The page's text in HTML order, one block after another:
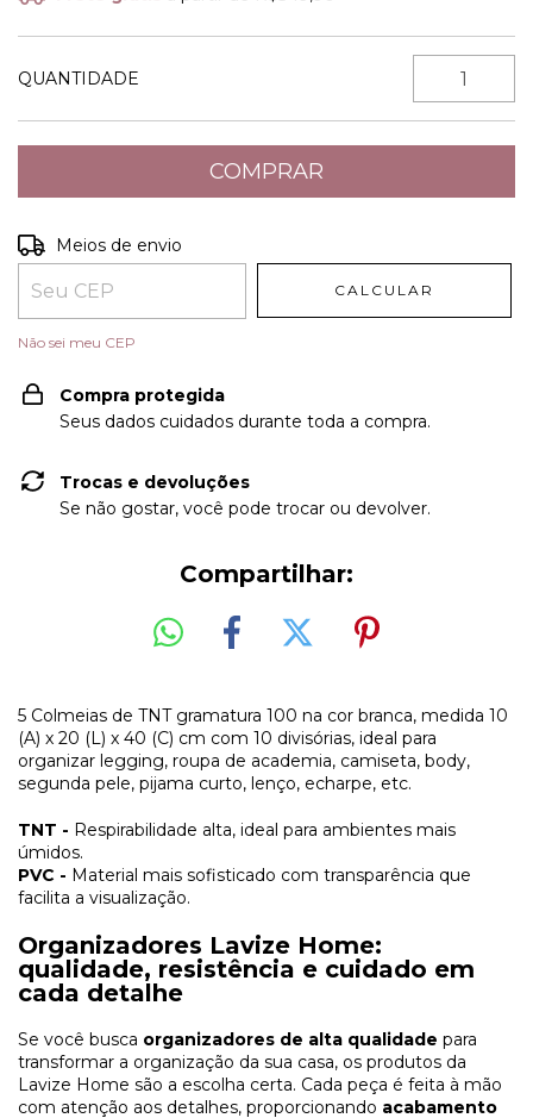
QUANTIDADE
Entregas para o CEP:
Meios de envio
CALCULAR
Não sei meu CEP
Compra protegida
Seus dados cuidados durante toda a compra.
Trocas e devoluções
Se não gostar, você pode trocar ou devolver.
Compartilhar:
5 Colmeias de TNT gramatura 100 na cor branca, medida 10
(A) x 20 (L) x 40 (C) cm com 10 divisórias, ideal para
organizar legging, roupa de academia, camiseta, body,
segunda pele, pijama curto, lenço, echarpe, etc.
TNT - Respirabilidade alta, ideal para ambientes mais
úmidos.
PVC - Material mais sofisticado com transparência que
facilita a visualização.
Organizadores Lavize Home:
qualidade, resistência e cuidado em
cada detalhe
Se você busca organizadores de alta qualidade para
transformar a organização da sua casa, os produtos da
Lavize Home são a escolha certa. Cada peça é feita à mão
com atenção aos detalhes, proporcionando acabamento